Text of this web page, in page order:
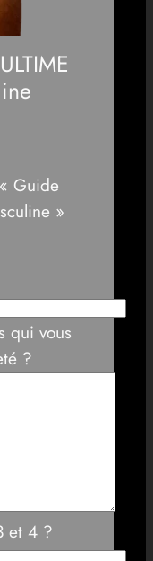
Guide
»
qui vous
?
et 4 ?